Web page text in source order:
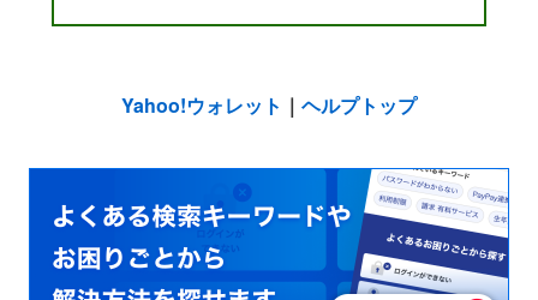
Yahoo!ウォレット ｜ ヘルプトップ